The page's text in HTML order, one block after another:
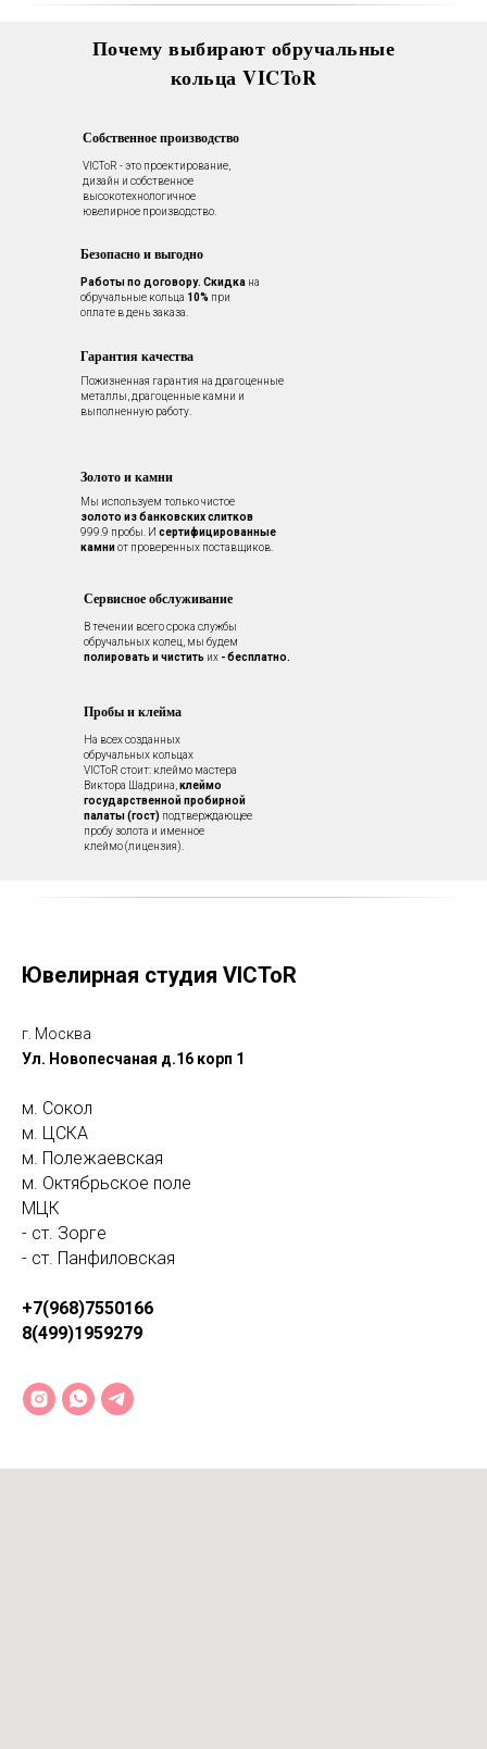
VICToR - это проектирование,
дизайн и собственное
высокотехнологичное
ювелирное производство.
Работы по договору. Скидка на
обручальные кольца 10% при
оплате в день заказа.
Мы используем только чистое
золото из банковских слитков
999.9 пробы. И сертифицированные
камниот проверенных поставщиков.
Собственное производство
Безопасно и выгодно
Золото и камни
Гарантия качества
Пожизненная гарантия на драгоценные
металлы, драгоценные камни и
выполненную работу.
Сервисное обслуживание
В течении всего срока службы
обручальных колец, мы будем
полировать и чистить их - бесплатно.
Пробы и клейма
На всех созданных
обручальных кольцах
VICToR стоит: клеймо мастера
Виктора Шадрина, клеймо
государственной пробирной
палаты (гост) подтверждающее
пробу золота и именное
клеймо (лицензия).
Почему выбирают обручальные
кольца VICToR
Ювелирная студия VICToR
г. Москва
Ул. Новопесчаная д.16 корп 1
м. Сокол
м. ЦСКА
м. Полежаевская
м. Октябрьское поле
МЦК
- ст. Зорге
- ст. Панфиловская
+7(968)7550166
8(499)1959279